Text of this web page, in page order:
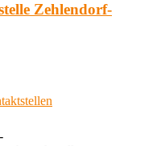
Zehlendorf-